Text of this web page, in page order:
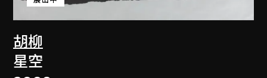
胡柳
星空